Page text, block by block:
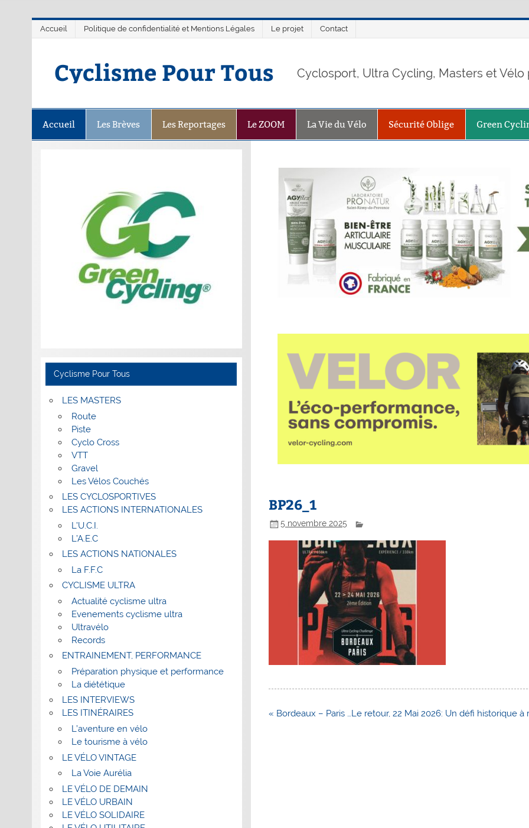
Accueil Politique de confidentialité et Mentions Légales Le projet Contact
Cyclisme Pour Tous Cyclosport, Ultra Cycling, Masters et Vélo
Accueil Les Brèves Les Reportages Le ZOOM La Vie du Vélo Sécurité Oblige Green
BP26_1
5 novembre 2025
Navigation
« Bordeaux – Paris …Le retour, 22 Mai 2026: Un défi historique à
Cyclisme Pour Tous
LES MASTERS
Route
Piste
Cyclo Cross
VTT
Gravel
Les Vélos Couchés
LES CYCLOSPORTIVES
LES ACTIONS INTERNATIONALES
L’U.C.I.
L’A.E.C
LES ACTIONS NATIONALES
La F.F.C
CYCLISME ULTRA
Actualité cyclisme ultra
Evenements cyclisme ultra
Ultravélo
Records
ENTRAINEMENT, PERFORMANCE
Préparation physique et performance
La diététique
LES INTERVIEWS
LES ITINÉRAIRES
L’aventure en vélo
Le tourisme à vélo
LE VÉLO VINTAGE
La Voie Aurélia
LE VÉLO DE DEMAIN
LE VÉLO URBAIN
LE VÉLO SOLIDAIRE